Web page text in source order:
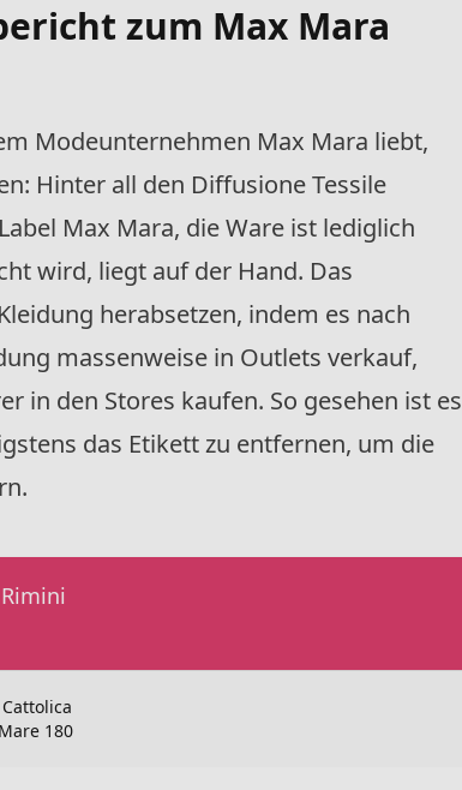
zum Max Mara
Modeunternehmen Max Mara liebt,
Hinter all den Diffusione Tessile
Max Mara, die Ware ist lediglich
wird, liegt auf der Hand. Das
herabsetzen, indem es nach
massenweise in Outlets verkauf,
in den Stores kaufen. So gesehen ist es
das Etikett zu entfernen, um die
180